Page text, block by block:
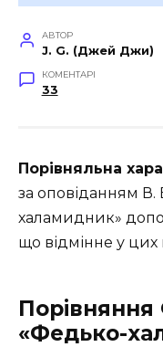
АВТОР
J. G. (Джей Джи)
КОМЕНТАРІ
33
Порівняльна
за оповіданням
халамидник»
що відмінне у цих
Порівняння
«Федько-